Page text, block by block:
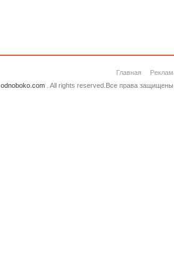
Главная
odnoboko.com. All rights reserved.Все права защищены.